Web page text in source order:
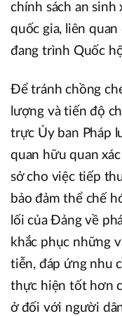
chính sách an sinh
quốc gia, liên
đang trình Quốc
Để tránh chồng
lượng và tiến độ
trực Ủy ban Pháp
quan hữu quan
sở cho việc tiếp
bảo đảm thể chế
lối của Đảng về
khắc phục những
tiễn, đáp ứng nhu
thực hiện tốt hơn
ở đối với người